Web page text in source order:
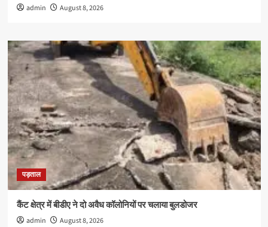
admin August 8, 2026
पड़ताल
कैंट क्षेत्र में बीडीए ने दो अवैध कॉलोनियों पर चलाया बुलडोजर
admin August 8, 2026